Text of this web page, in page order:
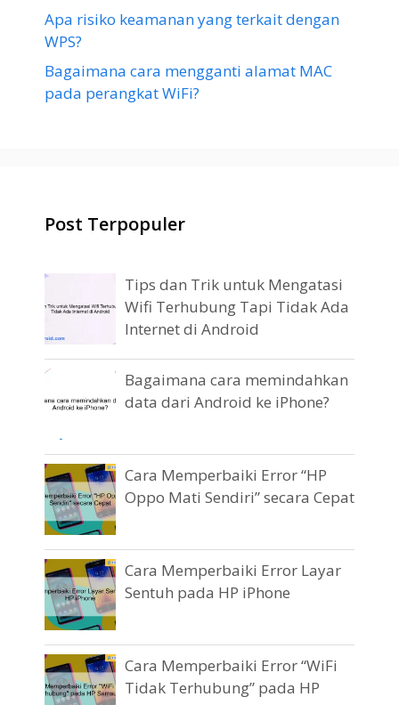
Apa risiko keamanan yang terkait dengan
WPS?
Bagaimana cara mengganti alamat MAC
pada perangkat WiFi?
Post Terpopuler
Tips dan Trik untuk Mengatasi
Wifi Terhubung Tapi Tidak Ada
Internet di Android
Bagaimana cara memindahkan
data dari Android ke iPhone?
Cara Memperbaiki Error “HP
Oppo Mati Sendiri” secara Cepat
Cara Memperbaiki Error Layar
Sentuh pada HP iPhone
Cara Memperbaiki Error “WiFi
Tidak Terhubung” pada HP